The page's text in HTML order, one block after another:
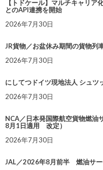
【トドケール】マルチキャリ
とのAPI連携を開始
2026年7月30日
JR貨物／お盆休み期間の貨物列
2026年7月30日
にしてつドイツ現地法人 シュツ
2026年7月30日
NCA／日本発国際航空貨物燃油
8月1日適用 改定）
2026年7月30日
JAL／2026年8月前半 燃油サー